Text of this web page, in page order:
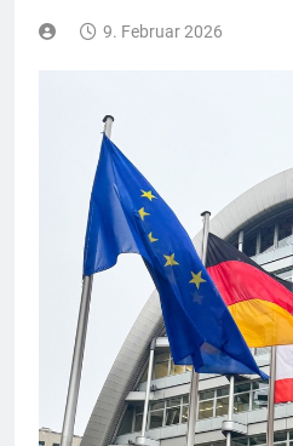
9. Februar 2026